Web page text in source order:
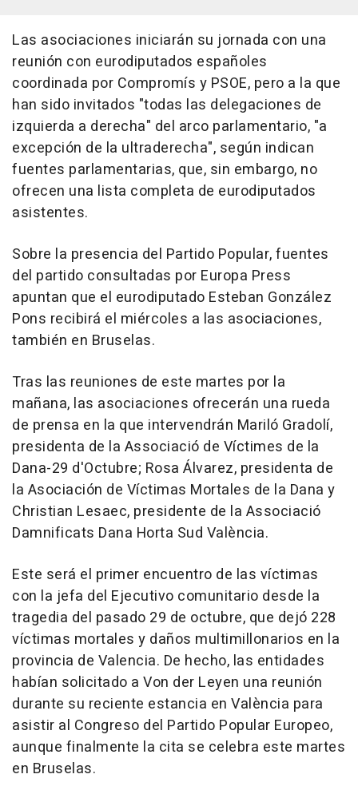
Las asociaciones iniciarán su jornada con una
reunión con eurodiputados españoles
coordinada por Compromís y PSOE, pero a la que
han sido invitados "todas las delegaciones de
izquierda a derecha" del arco parlamentario, "a
excepción de la ultraderecha", según indican
fuentes parlamentarias, que, sin embargo, no
ofrecen una lista completa de eurodiputados
asistentes.
Sobre la presencia del Partido Popular, fuentes
del partido consultadas por Europa Press
apuntan que el eurodiputado Esteban González
Pons recibirá el miércoles a las asociaciones,
también en Bruselas.
Tras las reuniones de este martes por la
mañana, las asociaciones ofrecerán una rueda
de prensa en la que intervendrán Mariló Gradolí,
presidenta de la Associació de Víctimes de la
Dana-29 d'Octubre; Rosa Álvarez, presidenta de
la Asociación de Víctimas Mortales de la Dana y
Christian Lesaec, presidente de la Associació
Damnificats Dana Horta Sud València.
Este será el primer encuentro de las víctimas
con la jefa del Ejecutivo comunitario desde la
tragedia del pasado 29 de octubre, que dejó 228
víctimas mortales y daños multimillonarios en la
provincia de Valencia. De hecho, las entidades
habían solicitado a Von der Leyen una reunión
durante su reciente estancia en València para
asistir al Congreso del Partido Popular Europeo,
aunque finalmente la cita se celebra este martes
en Bruselas.